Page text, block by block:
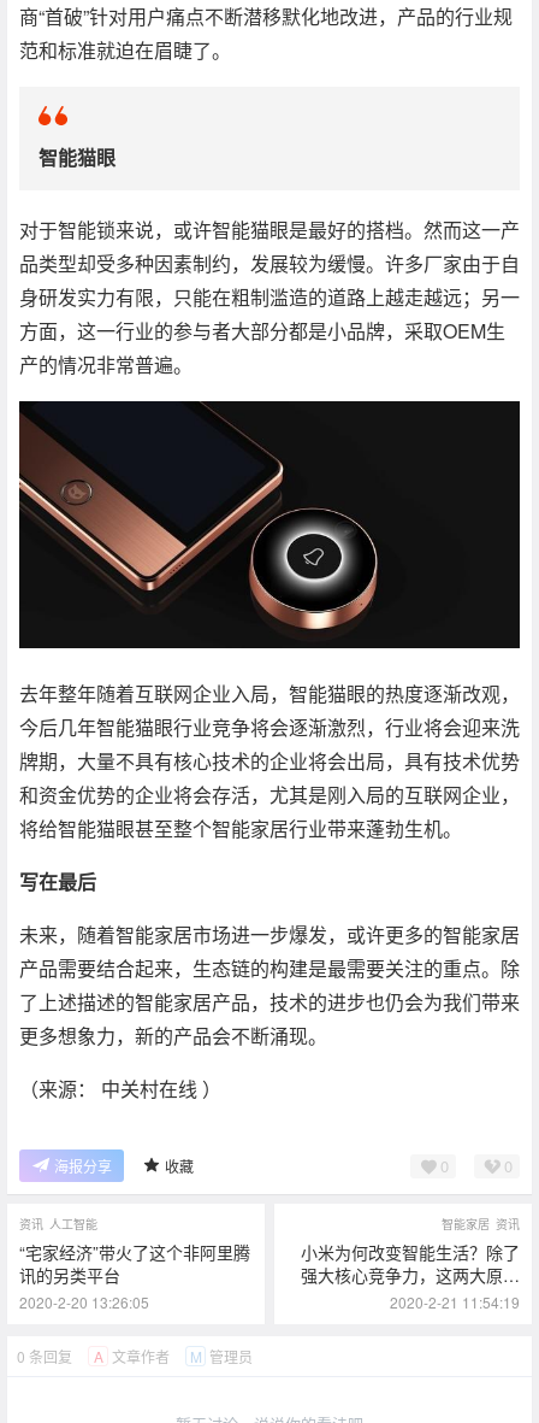
商“首破”针对用户痛点不断潜移默化地改进，产品的行业规
范和标准就迫在眉睫了。
智能猫眼
对于智能锁来说，或许智能猫眼是最好的搭档。然而这一产
品类型却受多种因素制约，发展较为缓慢。许多厂家由于自
身研发实力有限，只能在粗制滥造的道路上越走越远；另一
方面，这一行业的参与者大部分都是小品牌，采取OEM生
产的情况非常普遍。
去年整年随着互联网企业入局，智能猫眼的热度逐渐改观，
今后几年智能猫眼行业竞争将会逐渐激烈，行业将会迎来洗
牌期，大量不具有核心技术的企业将会出局，具有技术优势
和资金优势的企业将会存活，尤其是刚入局的互联网企业，
将给智能猫眼甚至整个智能家居行业带来蓬勃生机。
写在最后
未来，随着智能家居市场进一步爆发，或许更多的智能家居
产品需要结合起来，生态链的构建是最需要关注的重点。除
了上述描述的智能家居产品，技术的进步也仍会为我们带来
更多想象力，新的产品会不断涌现。
（来源： 中关村在线 ）
海报分享 收藏 0 0
资讯 人工智能
“宅家经济”带火了这个非阿里腾
讯的另类平台
2020-2-20 13:26:05
智能家居 资讯
小米为何改变智能生活？除了
强大核心竞争力，这两大原因
也是关键
2020-2-21 11:54:19
0 条回复 A 文章作者 M 管理员